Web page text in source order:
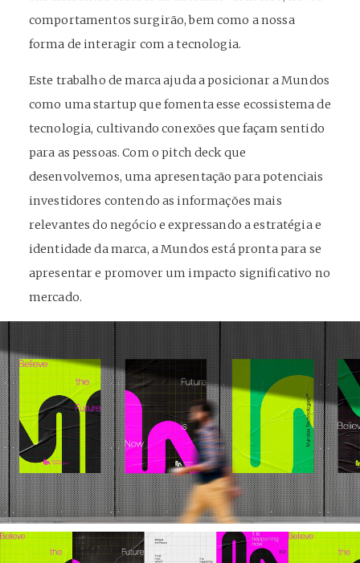
comportamentos surgirão, bem como a nossa
forma de interagir com a tecnologia.
Este trabalho de marca ajuda a posicionar a Mundos
como uma startup que fomenta esse ecossistema de
tecnologia, cultivando conexões que façam sentido
para as pessoas. Com o pitch deck que
desenvolvemos, uma apresentação para potenciais
investidores contendo as informações mais
relevantes do negócio e expressando a estratégia e
identidade da marca, a Mundos está pronta para se
apresentar e promover um impacto significativo no
mercado.